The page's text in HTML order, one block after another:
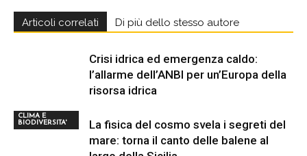
Articoli correlati Di più dello stesso autore
CLIMA E
BIODIVERSITA'
Crisi idrica ed emergenza caldo:
l’allarme dell’ANBI per un’Europa della
risorsa idrica
La fisica del cosmo svela i segreti del
mare: torna il canto delle balene al